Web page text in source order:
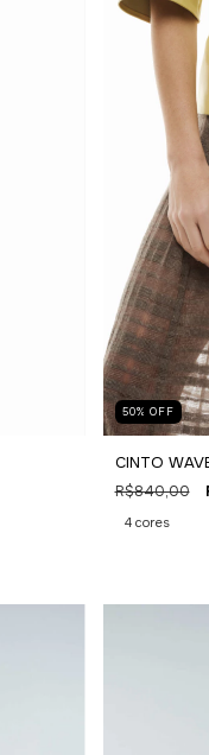
50% OFF
CINTO
R$840,00
4 cores